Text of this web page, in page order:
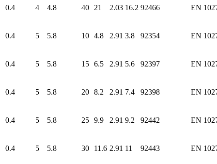
0.4 4 4.8 40 21 2.03 16.2 92466 EN
0.4 5 5.8 10 4.8 2.91 3.8 92354 EN
0.4 5 5.8 15 6.5 2.91 5.6 92397 EN
0.4 5 5.8 20 8.2 2.91 7.4 92398 EN
0.4 5 5.8 25 9.9 2.91 9.2 92442 EN
0.4 5 5.8 30 11.6 2.91 11 92443 EN